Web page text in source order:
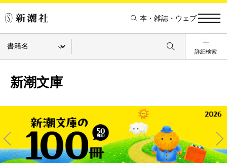
本・雑誌・ウェブ
詳細検索
新潮文庫
Pre
Ne